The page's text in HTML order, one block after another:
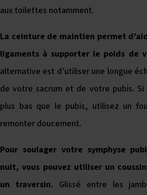
aux toilettes notamment.
La ceinture de maintien permet
ligaments à supporter le poids de
alternative est d’utiliser une longue
de votre sacrum et de votre pubis.
plus bas que le pubis, utilisez un
remonter doucement.
Pour soulager votre symphyse
nuit, vous pouvez utiliser un
un traversin. Glissé entre les